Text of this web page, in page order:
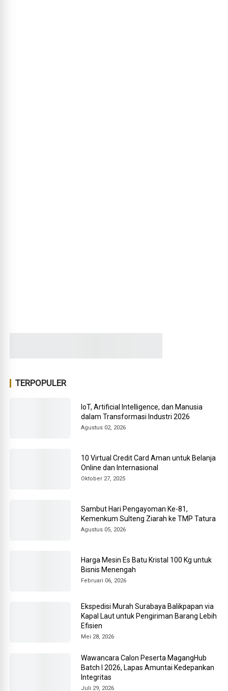
TERPOPULER
IoT, Artificial Intelligence, dan Manusia
dalam Transformasi Industri 2026
Agustus 02, 2026
10 Virtual Credit Card Aman untuk Belanja
Online dan Internasional
Oktober 27, 2025
Sambut Hari Pengayoman Ke-81,
Kemenkum Sulteng Ziarah ke TMP Tatura
Agustus 05, 2026
Harga Mesin Es Batu Kristal 100 Kg untuk
Bisnis Menengah
Februari 06, 2026
Ekspedisi Murah Surabaya Balikpapan via
Kapal Laut untuk Pengiriman Barang Lebih
Efisien
Mei 28, 2026
Wawancara Calon Peserta MagangHub
Batch I 2026, Lapas Amuntai Kedepankan
Integritas
Juli 29, 2026